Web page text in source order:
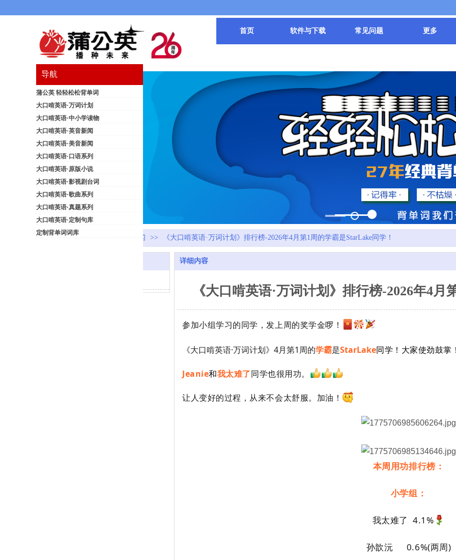
导航
蒲公英 轻轻松松背单词
大口啃英语·万词计划
大口啃英语·中小学读物
大口啃英语·英音新闻
大口啃英语·美音新闻
大口啃英语·口语系列
大口啃英语·原版小说
大口啃英语·影视剧台词
大口啃英语·歌曲系列
大口啃英语·真题系列
大口啃英语·定制句库
定制背单词词库
首页 软件与下载 常见问题 更多
首页 >> 新闻中心 公司新闻 >> 《大口啃英语·万词计划》排行榜-2026年4月第1周的学霸是StarLake同学！
详细内容
《大口啃英语·万词计划》排行榜-2026年4
参加小组学习的同学，发上周的奖学金啰！
《大口啃英语·万词计划》4月第1周的学霸是StarLake同学 ！大家使劲鼓掌
Jeanie和我太难了同学也很用功。
让人变好的过程，从来不会太舒服。 加油 ！
本周用功排行榜：
小学组：
我太难了 4.1%
孙歆沅 0.6%(两周)